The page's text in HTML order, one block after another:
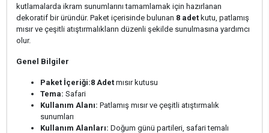
kutlamalarda ikram sunumlarını tamamlamak için hazırlanan
dekoratif bir üründür. Paket içerisinde bulunan 8 adet kutu, patlamış
mısır ve çeşitli atıştırmalıkların düzenli şekilde sunulmasına yardımcı
olur.
Genel Bilgiler
Paket İçeriği:8 Adet mısır kutusu
Tema: Safari
Kullanım Alanı: Patlamış mısır ve çeşitli atıştırmalık
sunumları
Kullanım Alanları: Doğum günü partileri, safari temalı